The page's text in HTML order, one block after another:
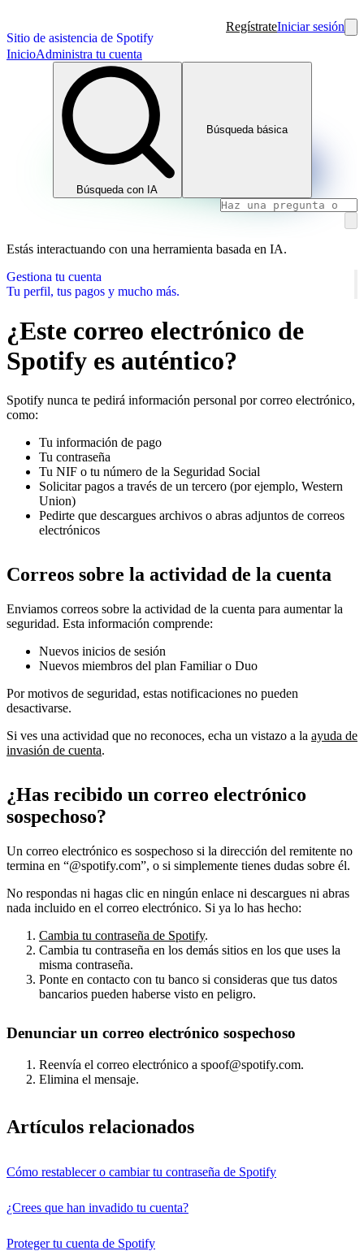
Sitio de asistencia de Spotify
RegístrateIniciar sesión
InicioAdministra tu cuenta
Búsqueda con IA
Búsqueda básica
Estás interactuando con una herramienta basada en IA.
Gestiona tu cuenta
Tu perfil, tus pagos y mucho más.
¿Este correo electrónico de
Spotify es auténtico?
Spotify nunca te pedirá información personal por correo electrónico,
como:
Tu información de pago
Tu contraseña
Tu NIF o tu número de la Seguridad Social
Solicitar pagos a través de un tercero (por ejemplo, Western
Union)
Pedirte que descargues archivos o abras adjuntos de correos
electrónicos
Correos sobre la actividad de la cuenta
Enviamos correos sobre la actividad de la cuenta para aumentar la
seguridad. Esta información comprende:
Nuevos inicios de sesión
Nuevos miembros del plan Familiar o Duo
Por motivos de seguridad, estas notificaciones no pueden
desactivarse.
Si ves una actividad que no reconoces, echa un vistazo a la ayuda de
invasión de cuenta.
¿Has recibido un correo electrónico
sospechoso?
Un correo electrónico es sospechoso si la dirección del remitente no
termina en “@spotify.com”, o si simplemente tienes dudas sobre él.
No respondas ni hagas clic en ningún enlace ni descargues ni abras
nada incluido en el correo electrónico. Si ya lo has hecho:
Cambia tu contraseña de Spotify.
Cambia tu contraseña en los demás sitios en los que uses la
misma contraseña.
Ponte en contacto con tu banco si consideras que tus datos
bancarios pueden haberse visto en peligro.
Denunciar un correo electrónico sospechoso
Reenvía el correo electrónico a spoof@spotify.com.
Elimina el mensaje.
Artículos relacionados
Cómo restablecer o cambiar tu contraseña de Spotify
¿Crees que han invadido tu cuenta?
Proteger tu cuenta de Spotify